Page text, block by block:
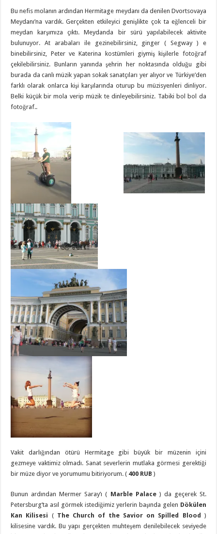
Bu nefis molanın ardından Hermitage meydanı da denilen Dvortsovaya
Meydanı’na vardık. Gerçekten etkileyici genişlikte çok ta eğlenceli bir
meydan karşımıza çıktı. Meydanda bir sürü yapılabilecek aktivite
bulunuyor. At arabaları ile gezinebilirsiniz, ginger ( Segway ) e
binebilirsiniz, Peter ve Katerina kostümleri giymiş kişilerle fotoğraf
çekilebilirsiniz. Bunların yanında şehrin her noktasında olduğu gibi
burada da canlı müzik yapan sokak sanatçıları yer alıyor ve Türkiye’den
farklı olarak onlarca kişi karşılarında oturup bu müzisyenleri dinliyor.
Belki küçük bir mola verip müzik te dinleyebilirsiniz. Tabiki bol bol da
fotoğraf..
Vakit darlığından ötürü Hermitage gibi büyük bir müzenin içini
gezmeye vaktimiz olmadı. Sanat severlerin mutlaka görmesi gerektiği
bir müze diyor ve yorumumu bitiriyorum. ( 400 RUB )
Bunun ardından Mermer Saray’ı ( Marble Palace) da geçerek St.
Petersburg’ta asıl görmek istediğimiz yerlerin başında gelen Dökülen
Kan Kilisesi ( The Church of the Savior on Spilled Blood )
kilisesine vardık. Bu yapı gerçekten muhteşem denilebilecek seviyede